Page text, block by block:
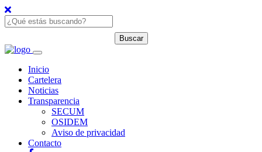
Inicio
Cartelera
Noticias
Transparencia
SECUM
OSIDEM
Aviso de privacidad
Contacto